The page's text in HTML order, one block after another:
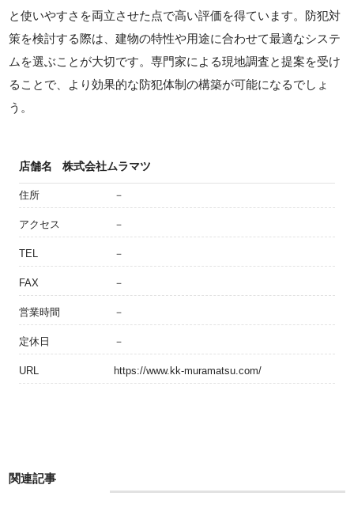
と使いやすさを両立させた点で高い評価を得ています。防犯対
策を検討する際は、建物の特性や用途に合わせて最適なシステ
ムを選ぶことが大切です。専門家による現地調査と提案を受け
ることで、より効果的な防犯体制の構築が可能になるでしょ
う。
店舗名 株式会社ムラマツ
住所 －
アクセス －
TEL －
FAX －
営業時間 －
定休日 －
URL https://www.kk-muramatsu.com/
関連記事